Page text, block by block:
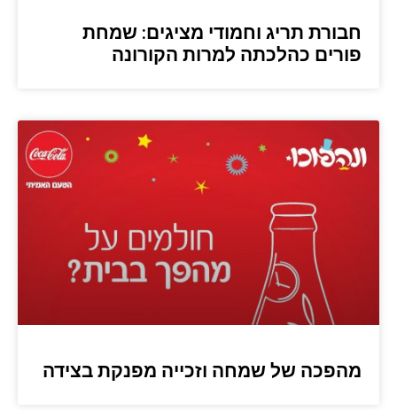
חבורת תריג וחמודי מציגים: שמחת
פורים כהלכתה למרות הקורונה
מהפכה של שמחה וזכייה מפנקת בצידה